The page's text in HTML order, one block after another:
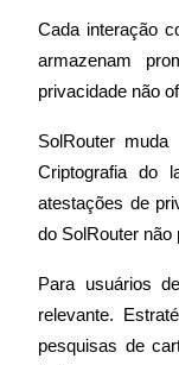
Cada interação
armazenam
privacidade não
SolRouter
Criptografia do
atestações de
do SolRouter não
Para usuários
relevante.
pesquisas de